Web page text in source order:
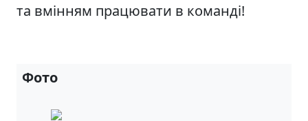
та вмінням працювати в команді!
Фото